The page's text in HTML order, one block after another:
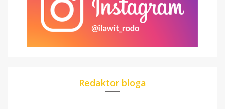
Redaktor bloga